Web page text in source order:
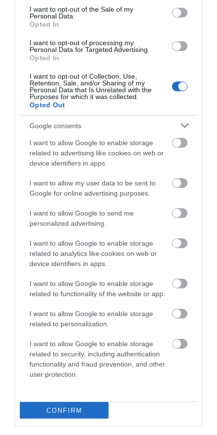
consent section.
I want to opt-out of the Sale of my
Personal Data.
Opted In
I want to opt-out of processing my
Personal Data for Targeted Advertising.
Opted In
I want to opt-out of Collection, Use,
Retention, Sale, and/or Sharing of my
Personal Data that Is Unrelated with the
Purposes for which it was collected.
Opted Out
Google consents
I want to allow Google to enable storage
related to advertising like cookies on web or
device identifiers in apps.
I want to allow my user data to be sent to
Google for online advertising purposes.
I want to allow Google to send me
personalized advertising.
I want to allow Google to enable storage
related to analytics like cookies on web or
device identifiers in apps.
I want to allow Google to enable storage
related to functionality of the website or app.
I want to allow Google to enable storage
related to personalization.
I want to allow Google to enable storage
related to security, including authentication
functionality and fraud prevention, and other
user protection.
CONFIRM
Natural Grey & Corner
Από 42,90 €
ΑΓΟΡΑ
Natural Sunny & Corner
Από 42,90 €
Hellas Stones Τεχνητή
Natural Sahara & Corner
Από 42,90 €
ΑΓΟΡΑ
Hellas Stones Τεχνητή
Natural Black & Corner
Από 54,40 €
ΑΓΟΡΑ
Πέτρα Επένδυσης Petra
Sunny & Corner
Από 36,49 €
Πέτρα Επένδυσης Petra